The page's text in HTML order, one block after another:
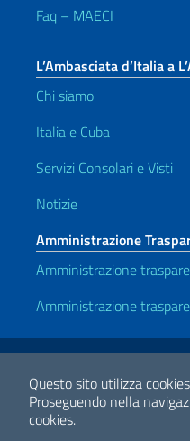
Questo sito utilizza
Proseguendo nella
cookies.
Faq – MAECI
L’Ambasciata d’Italia a
Chi siamo
Italia e Cuba
Servizi Consolari e Visti
Notizie
Amministrazione
Amministrazione
Amministrazione
Link Utili